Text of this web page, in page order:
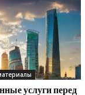
услуги перед